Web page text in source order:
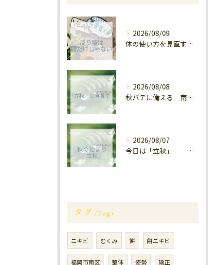
2026/08/09
体の使い方を見直す 西鉄大橋
2026/08/08
秋バテに備える 南区大橋
2026/08/07
今日は「立秋」 南区福岡
タグ Tags
ニキビ むくみ 餅 餅ニキビ
福岡市南区 整体 姿勢 矯正